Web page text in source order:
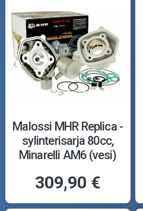
Malossi MHR Replica -
sylinterisarja 80cc,
Minarelli AM6 (vesi)
309,90 €